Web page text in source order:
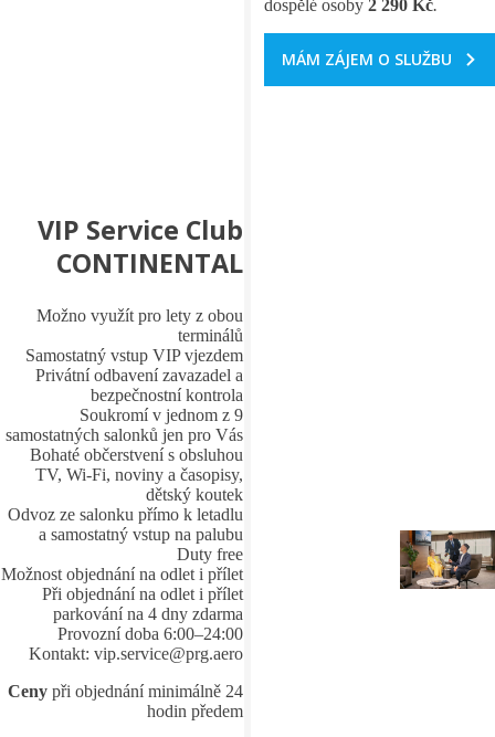
dospělé osoby 2 290 Kč.
MÁM ZÁJEM O SLUŽBU
VIP Service Club
CONTINENTAL
Možno využít pro lety z obou
terminálů
Samostatný vstup VIP vjezdem
Privátní odbavení zavazadel a
bezpečnostní kontrola
Soukromí v jednom z 9
samostatných salonků jen pro Vás
Bohaté občerstvení s obsluhou
TV, Wi-Fi, noviny a časopisy,
dětský koutek
Odvoz ze salonku přímo k letadlu
a samostatný vstup na palubu
Duty free
Možnost objednání na odlet i přílet
Při objednání na odlet i přílet
parkování na 4 dny zdarma
Provozní doba 6:00–24:00
Kontakt: vip.service@prg.aero
Ceny při objednání minimálně 24
hodin předem